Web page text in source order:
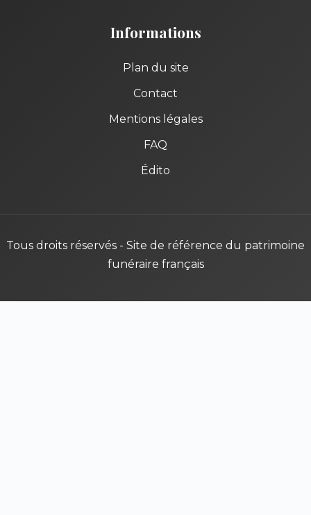
Informations
Plan du site
Contact
Mentions légales
FAQ
Édito
Tous droits réservés - Site de référence du patrimoine
funéraire français